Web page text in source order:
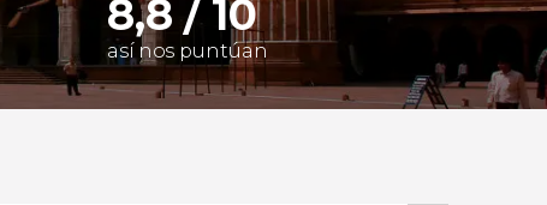
8,8 / 10
así nos puntúan